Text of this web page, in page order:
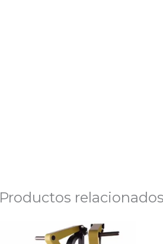
Productos relacionados